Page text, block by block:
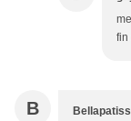
fin
B